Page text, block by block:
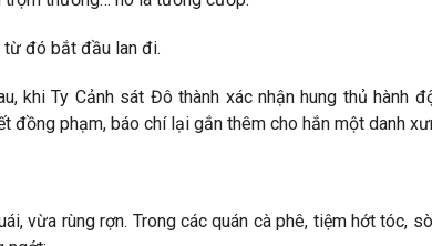
từ đó bắt đầu lan đi.
khi Ty Cảnh sát Đô thành xác nhận hung thủ hành
đồng phạm, báo chí lại gắn thêm cho hắn một danh
vừa rùng rợn. Trong các quán cà phê, tiệm hớt tóc,